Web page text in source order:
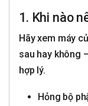
1. Khi nào
Hãy xem máy
sau hay không
hợp lý.
Hỏng bộ